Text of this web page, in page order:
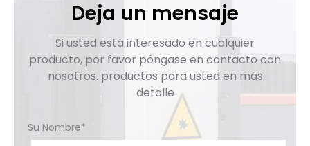
soldadura de morteza y tenón asegura que la cama
con suficiente estabilidad estructural, resistencia a
los choques. Las estructuras de viga de máquina 1)
son de alta intensidad, corrosion-proof y
antioxidante, mejoraron la velocidad de corte. […]
Deja un mensaje
Si usted está interesado en cualquier
producto, por favor póngase en contacto con
nosotros. productos para usted en más
detalle
Su Nombre*